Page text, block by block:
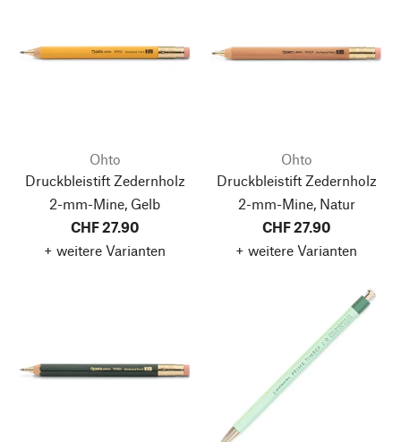
Ohto
Druckbleistift Zedernholz
2-mm-Mine, Gelb
CHF 27.90
+ weitere Varianten
Ohto
Druckbleistift Zedernholz
2-mm-Mine, Natur
CHF 27.90
+ weitere Varianten